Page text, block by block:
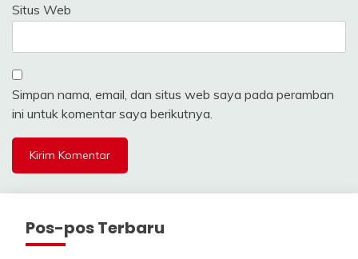
Situs Web
Simpan nama, email, dan situs web saya pada peramban
ini untuk komentar saya berikutnya.
Pos-pos Terbaru